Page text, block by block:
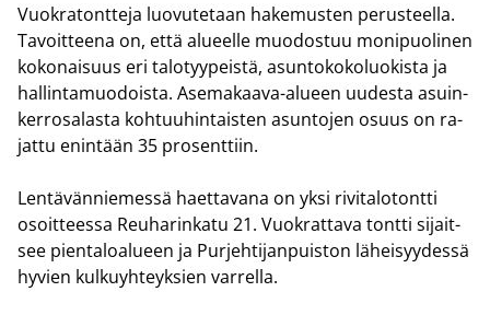
Vuo­kra­tont­te­ja luo­vu­te­taan ha­ke­mus­ten pe­rus­teel­la.
Ta­voit­tee­na on, että alu­eel­le muo­dos­tuu mo­ni­puo­li­nen
ko­ko­nai­suus eri ta­lo­tyy­peis­tä, asun­to­ko­ko­luo­kis­ta ja
hal­lin­ta­muo­dois­ta. Asemakaava-​alueen uu­des­ta asuin­
ker­ro­sa­las­ta koh­tuu­hin­tais­ten asun­to­jen osuus on ra­
jat­tu enin­tään 35 pro­sent­tiin.
Len­tä­vän­nie­mes­sä haet­ta­va­na on yksi ri­vi­ta­lo­tont­ti
osoit­tees­sa Reu­ha­rin­ka­tu 21. Vuo­krat­ta­va tont­ti si­jait­
see pien­ta­loa­lu­een ja Pur­jeh­ti­jan­puis­ton lä­hei­syy­des­sä
hy­vien kul­ku­yh­teyk­sien var­rel­la.